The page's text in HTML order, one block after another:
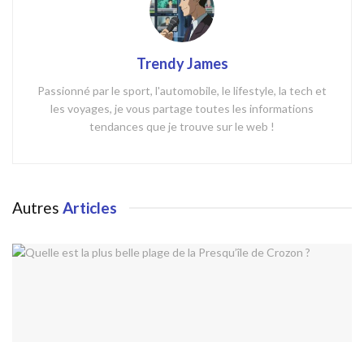
Trendy James
Passionné par le sport, l'automobile, le lifestyle, la tech et
les voyages, je vous partage toutes les informations
tendances que je trouve sur le web !
Autres Articles